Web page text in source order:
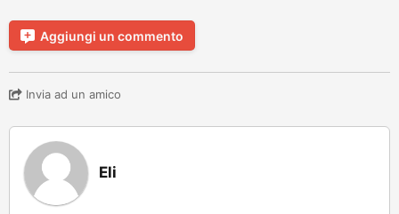
Aggiungi un commento
Invia ad un amico
Eli